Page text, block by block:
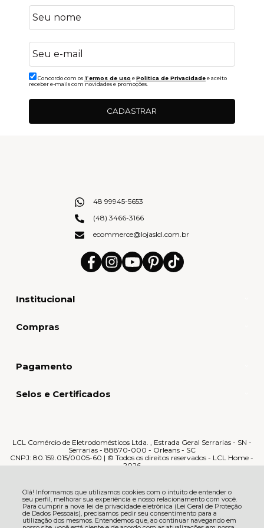
Olá! Informamos que utilizamos cookies com o intuito de entender o
seu perfil, melhorar sua experiência e nosso relacionamento com você.
Para cumprir a nova lei de privacidade eletrônica (Lei Geral de Proteção
de Dados Pessoais), precisamos pedir seu consentimento para a
utilização dos mesmos. Entendemos que, ao continuar navegando em
Concordo com os Termos de uso ePolitica de Privacidadee aceito
receber e-mails com novidades e promoções.
CADASTRAR
Institucional
Compras
48 99945-5653
(48) 3466-3166
ecommerce@lojaslcl.com.br
Pagamento
Selos e Certificados
LCL Comércio de Eletrodomésticos Ltda. , Estrada Geral Serrarias - SN -
Serrarias - 88870-000 - Orleans - SC
CNPJ: 80.159.015/0005-60 | © Todos os direitos reservados - LCL Home -
2026